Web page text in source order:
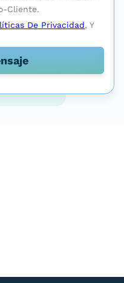
Cliente.
De Privacidad, Y